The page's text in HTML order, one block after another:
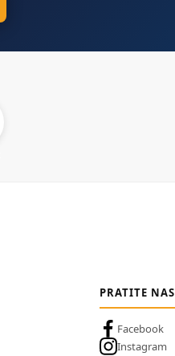
PRATITE NAS
Facebook
Instagram